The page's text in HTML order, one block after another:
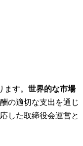
す。 世界的な市場
の適切な支出を通じ
した取締役会運営と